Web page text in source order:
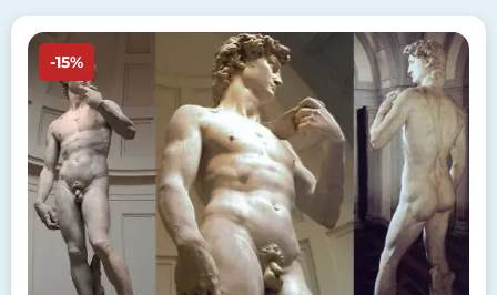
Image
-15%